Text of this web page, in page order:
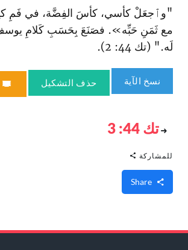
"وٱجعَلْ كأسي، كأسَ الفِضَّة، في فَمِ
مع ثَمَنِ حَبِّه». فصَنَعَ بِحَسَبِ كَلامِ يوسفَ
لَه." (تك 44: 2).
نسخ الآية حذف التشكيل
تك 44: 3
للمشاركة